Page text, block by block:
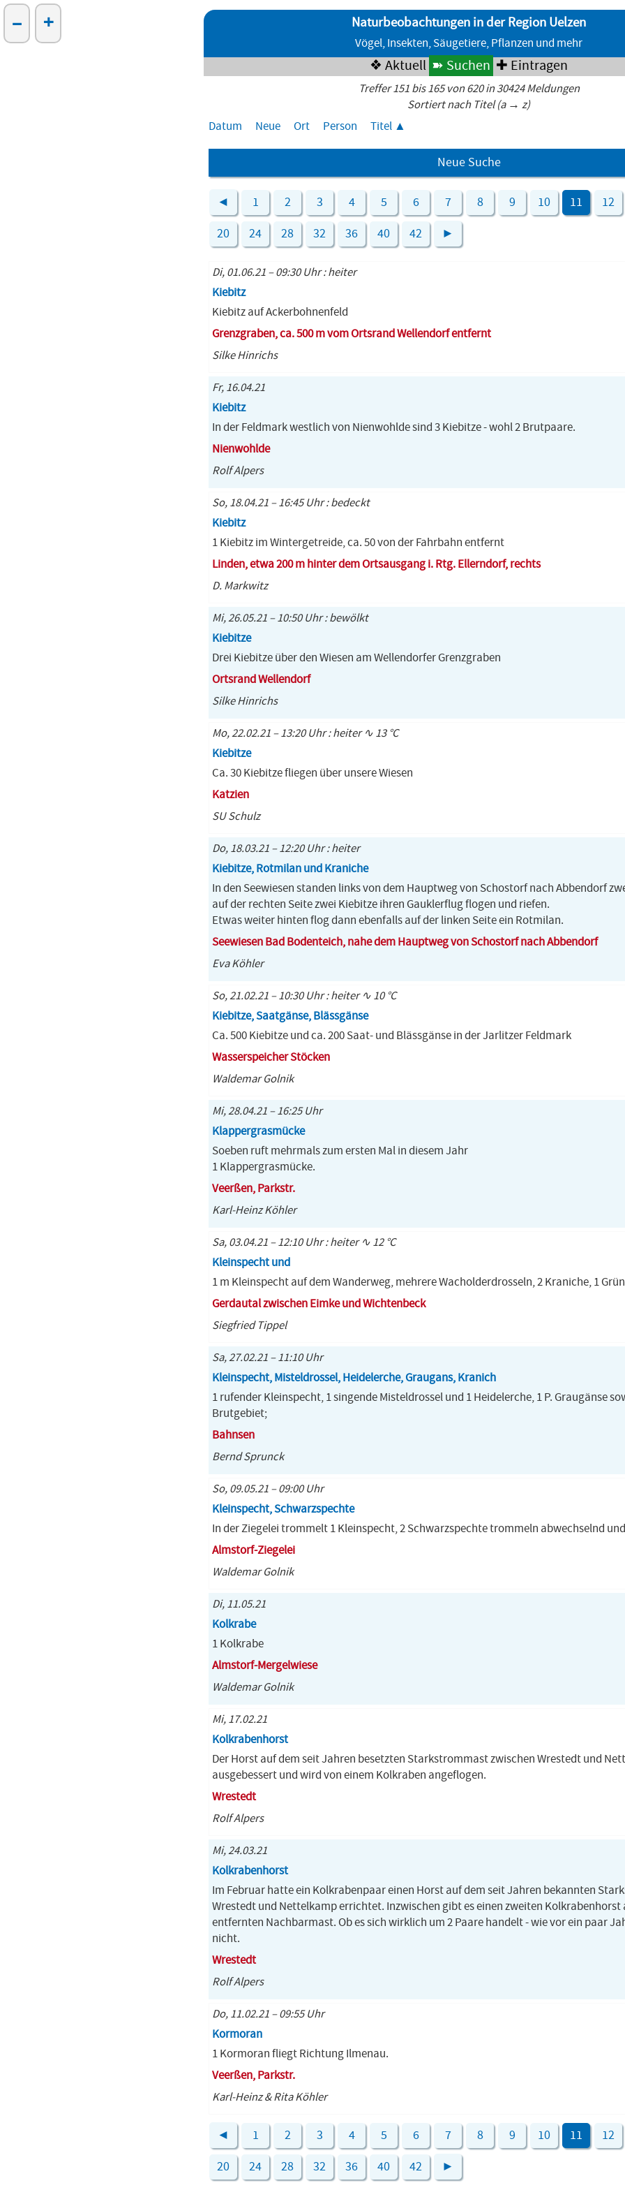
Naturbeobachtungen in der Region Uelzen
Vögel, Insekten, Säugetiere, Pflanzen und mehr
❖ Aktuell ➽ Suchen ✚ Eintragen
Treffer 151 bis 165 von 620 in 30424 Meldungen
Sortiert nach Titel (a → z)
Datum
Neue Ort Person Titel
Neue Suche
◄ 1 2 3 4 5 6 7 8 9 10 11 12
20 24 28 32 36 40 42 ►
Di, 01.06.21 – 09:30 Uhr : heiter
Kiebitz
Kiebitz auf Ackerbohnenfeld
Grenzgraben, ca. 500 m vom Ortsrand Wellendorf entfernt
Silke Hinrichs
Fr, 16.04.21
Kiebitz
In der Feldmark westlich von Nienwohlde sind 3 Kiebitze - wohl 2 Brutpaare.
Nienwohlde
Rolf Alpers
So, 18.04.21 – 16:45 Uhr : bedeckt
Kiebitz
1 Kiebitz im Wintergetreide, ca. 50 von der Fahrbahn entfernt
Linden, etwa 200 m hinter dem Ortsausgang i. Rtg. Ellerndorf, rechts
D. Markwitz
Mi, 26.05.21 – 10:50 Uhr : bewölkt
Kiebitze
Drei Kiebitze über den Wiesen am Wellendorfer Grenzgraben
Ortsrand Wellendorf
Silke Hinrichs
Mo, 22.02.21 – 13:20 Uhr : heiter ∿ 13 °C
Kiebitze
Ca. 30 Kiebitze fliegen über unsere Wiesen
Katzien
SU Schulz
Do, 18.03.21 – 12:20 Uhr : heiter
Kiebitze, Rotmilan und Kraniche
In den Seewiesen standen links von dem Hauptweg von Schostorf nach Abbendorf
auf der rechten Seite zwei Kiebitze ihren Gauklerflug flogen und riefen.
Etwas weiter hinten flog dann ebenfalls auf der linken Seite ein Rotmilan.
Seewiesen Bad Bodenteich, nahe dem Hauptweg von Schostorf nach Abbendorf
Eva Köhler
So, 21.02.21 – 10:30 Uhr : heiter ∿ 10 °C
Kiebitze, Saatgänse, Blässgänse
Ca. 500 Kiebitze und ca. 200 Saat- und Blässgänse in der Jarlitzer Feldmark
Wasserspeicher Stöcken
Waldemar Golnik
Mi, 28.04.21 – 16:25 Uhr
Klappergrasmücke
Soeben ruft mehrmals zum ersten Mal in diesem Jahr
1 Klappergrasmücke.
Veerßen, Parkstr.
Karl-Heinz Köhler
Sa, 03.04.21 – 12:10 Uhr : heiter ∿ 12 °C
Kleinspecht und
1 m Kleinspecht auf dem Wanderweg, mehrere Wacholderdrosseln, 2 Kraniche, 1
Gerdautal zwischen Eimke und Wichtenbeck
Siegfried Tippel
Sa, 27.02.21 – 11:10 Uhr
Kleinspecht, Misteldrossel, Heidelerche, Graugans, Kranich
1 rufender Kleinspecht, 1 singende Misteldrossel und 1 Heidelerche, 1 P. Graugänse
Brutgebiet;
Bahnsen
Bernd Sprunck
So, 09.05.21 – 09:00 Uhr
Kleinspecht, Schwarzspechte
In der Ziegelei trommelt 1 Kleinspecht, 2 Schwarzspechte trommeln abwechselnd
Almstorf-Ziegelei
Waldemar Golnik
Di, 11.05.21
Kolkrabe
1 Kolkrabe
Almstorf-Mergelwiese
Waldemar Golnik
Mi, 17.02.21
Kolkrabenhorst
Der Horst auf dem seit Jahren besetzten Starkstrommast zwischen Wrestedt und
ausgebessert und wird von einem Kolkraben angeflogen.
Wrestedt
Rolf Alpers
Mi, 24.03.21
Kolkrabenhorst
Im Februar hatte ein Kolkrabenpaar einen Horst auf dem seit Jahren bekannten
Wrestedt und Nettelkamp errichtet. Inzwischen gibt es einen zweiten Kolkrabenhorst
entfernten Nachbarmast. Ob es sich wirklich um 2 Paare handelt - wie vor ein paar
nicht.
Wrestedt
Rolf Alpers
Do, 11.02.21 – 09:55 Uhr
Kormoran
1 Kormoran fliegt Richtung Ilmenau.
Veerßen, Parkstr.
Karl-Heinz & Rita Köhler
◄ 1 2 3 4 5 6 7 8 9 10 11 12
20 24 28 32 36 40 42 ►
– +